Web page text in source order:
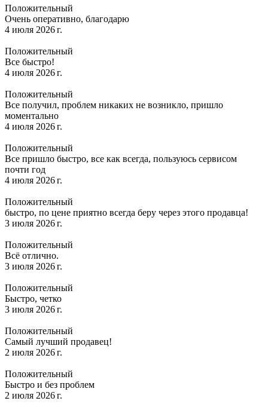
Положительный
Очень оперативно, благодарю
4 июля 2026 г.
Положительный
Все быстро!
4 июля 2026 г.
Положительный
Все получил, проблем никаких не возникло, пришло
моментально
4 июля 2026 г.
Положительный
Все пришло быстро, все как всегда, пользуюсь сервисом
почти год
4 июля 2026 г.
Положительный
быстро, по цене приятно всегда беру через этого продавца!
3 июля 2026 г.
Положительный
Всё отлично.
3 июля 2026 г.
Положительный
Быстро, четко
3 июля 2026 г.
Положительный
Самый лучший продавец!
2 июля 2026 г.
Положительный
Быстро и без проблем
2 июля 2026 г.